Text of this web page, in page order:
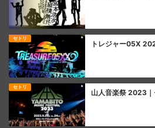
セトリ
トレジャー05X
セトリ
山人音楽祭 2023